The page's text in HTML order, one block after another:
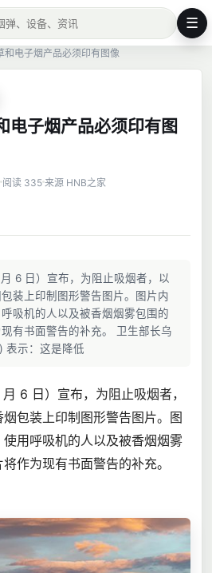
☰
和电子烟产品必须印有图像
电子烟产品必须印有图
阅读 335 来源 HNB之家
6 日）宣布，为阻止吸烟者，以
装上印制图形警告图片。图片内
吸机的人以及被香烟烟雾包围的
有书面警告的补充。 卫生部长乌
表示：这是降低
6 日）宣布，为阻止吸烟者，
包装上印制图形警告图片。图
用呼吸机的人以及被香烟烟雾
作为现有书面警告的补充。